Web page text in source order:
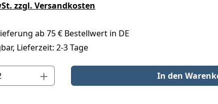
zzgl. Versandkosten
ab 75 € Bestellwert in DE
Lieferzeit: 2-3 Tage
den gewünschten Wert ein oder benutze die Schaltflächen um
In den